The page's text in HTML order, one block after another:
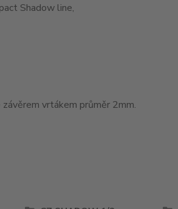
Shadow line,
vrtákem průměr 2mm.